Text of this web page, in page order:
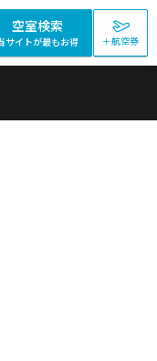
空室検索
サイトが最もお得 ＋航空券